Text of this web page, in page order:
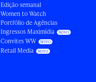
Edição semanal
Women to Watch
Portfólio de Agências
Ingressos Maximídia
Convites WW
Retail Media